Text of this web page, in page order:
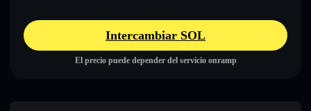
Intercambiar SOL
El precio puede depender del servicio onramp